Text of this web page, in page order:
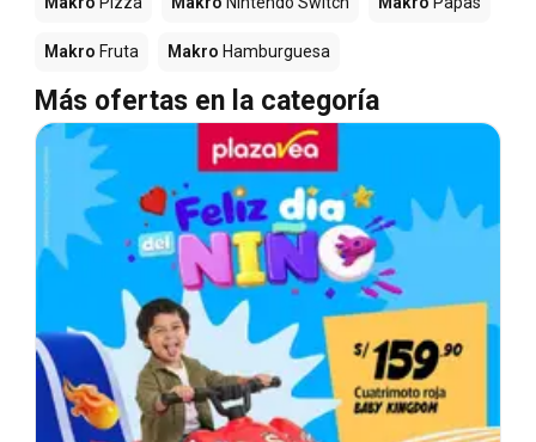
Makro Fruta Makro Hamburguesa
Más ofertas en la categoría